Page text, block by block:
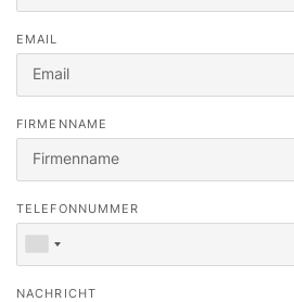
EMAIL
Registrieren Sie sich in unserem
unsere Personalverantwortlichen
oder durchsuchen Sie unser
FIRMENNAME
TELEFONNUMMER
NACHRICHT